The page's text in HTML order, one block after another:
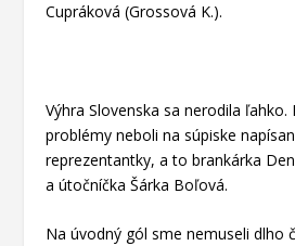
Cupráková (Grossová K.).
Výhra Slovenska sa nerodila ľahko.
problémy neboli na súpiske
reprezentantky, a to brankárka
a útočníčka Šárka Boľová.
Na úvodný gól sme nemuseli dlho